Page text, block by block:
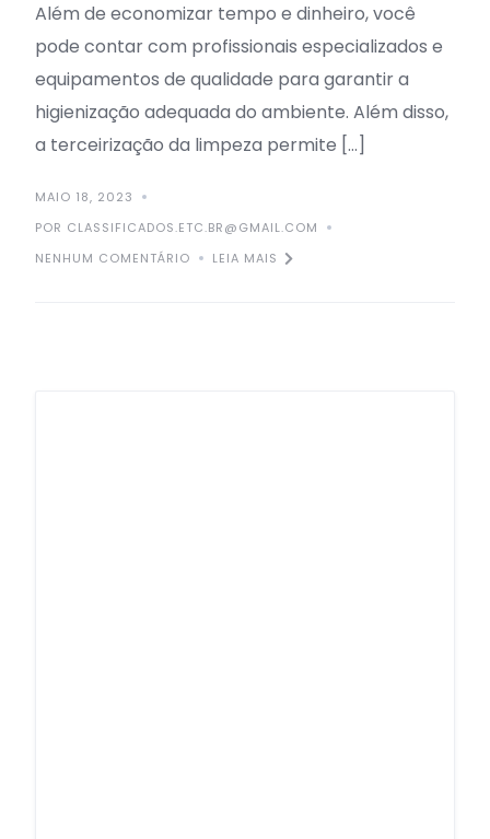
Além de economizar tempo e dinheiro, você
pode contar com profissionais especializados e
equipamentos de qualidade para garantir a
higienização adequada do ambiente. Além disso,
a terceirização da limpeza permite […]
MAIO 18, 2023
POR CLASSIFICADOS.ETC.BR@GMAIL.COM
NENHUM COMENTÁRIO
LEIA MAIS